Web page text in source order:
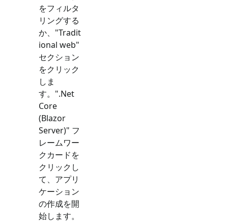
をフィルタ
リングする
か、"Tradit
ional web"
セクション
をクリック
しま
す。".Net
Core
(Blazor
Server)" フ
レームワー
クカードを
クリックし
て、アプリ
ケーション
の作成を開
始します。